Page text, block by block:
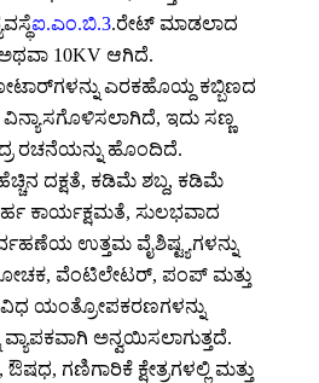
ಐ.ಎಂ.ಬಿ.3.ರೇಟ್ ಮಾಡಲಾದ
10KV ಆಗಿದೆ.
ಎರಕಹೊಯ್ದ ಕಬ್ಬಿಣದ
ಇದು ಸಣ್ಣ
ರಚನೆಯನ್ನು ಹೊಂದಿದೆ.
ದಕ್ಷತೆ, ಕಡಿಮೆ ಶಬ್ದ, ಕಡಿಮೆ
ಕಾರ್ಯಕ್ಷಮತೆ, ಸುಲಭವಾದ
ಉತ್ತಮ ವೈಶಿಷ್ಟ್ಯಗಳನ್ನು
ವೆಂಟಿಲೇಟರ್, ಪಂಪ್ ಮತ್ತು
ಯಂತ್ರೋಪಕರಣಗಳನ್ನು
ಅನ್ವಯಿಸಲಾಗುತ್ತದೆ.
ಗಣಿಗಾರಿಕೆ ಕ್ಷೇತ್ರಗಳಲ್ಲಿ ಮತ್ತು